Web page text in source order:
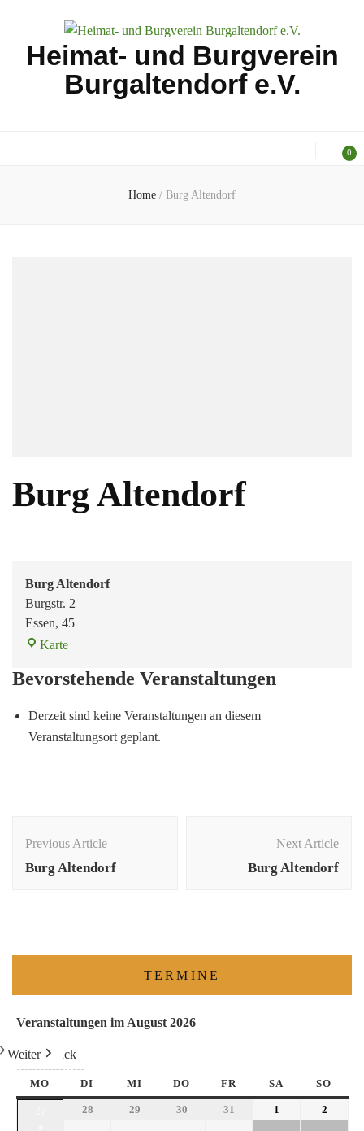
Heimat- und Burgverein
Burgaltendorf e.V.
0
Home / Burg Altendorf
Burg Altendorf
Burg Altendorf
Burgstr. 2
Essen, 45
Karte
Bevorstehende Veranstaltungen
Derzeit sind keine Veranstaltungen an diesem
Veranstaltungsort geplant.
Previous Article
Burg Altendorf
Next Article
Burg Altendorf
TERMINE
Veranstaltungen im August 2026
Zurück
Heute
Weiter
MO DI MI DO FR SA SO
28 29 30 31 1 2